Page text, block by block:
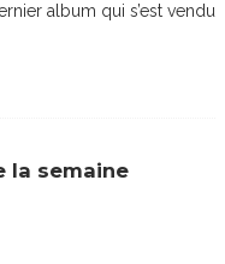
album qui s’est vendu
la semaine